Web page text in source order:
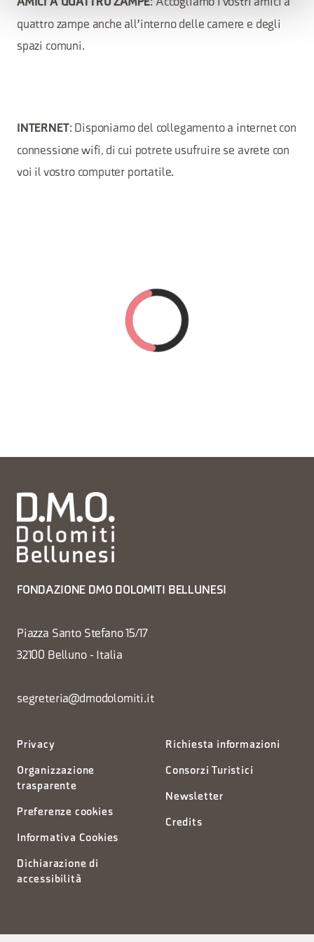
AMICI A QUATTRO ZAMPE: Accogliamo i vostri amici a
quattro zampe anche all'interno delle camere e degli
spazi comuni.
INTERNET : Disponiamo del collegamento a internet con
connessione wifi, di cui potrete usufruire se avrete con
voi il vostro computer portatile.
FONDAZIONE DMO DOLOMITI BELLUNESI
Piazza Santo Stefano 15/17
32100 Belluno - Italia
segreteria@dmodolomiti.it
Privacy
Organizzazione
trasparente
Preferenze cookies
Informativa Cookies
Dichiarazione di
accessibilità
Richiesta informazioni
Consorzi Turistici
Newsletter
Credits